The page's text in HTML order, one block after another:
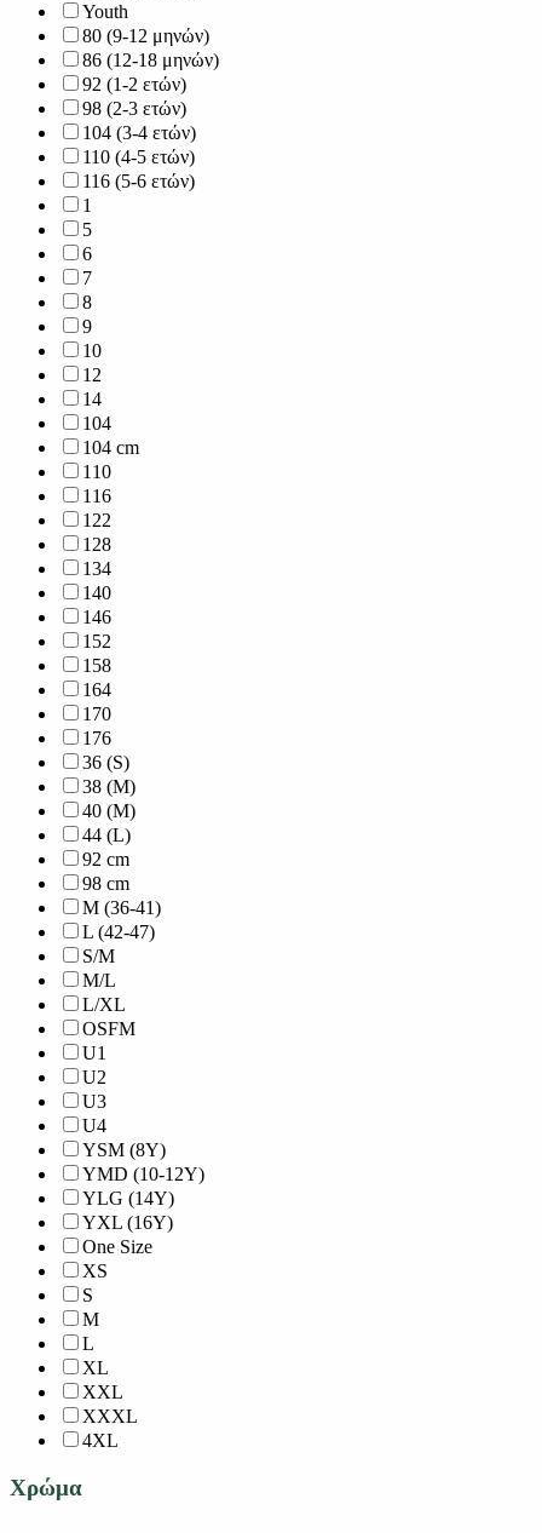
Youth
80 (9-12 μηνών)
86 (12-18 μηνών)
92 (1-2 ετών)
98 (2-3 ετών)
104 (3-4 ετών)
110 (4-5 ετών)
116 (5-6 ετών)
1
5
6
7
8
9
10
12
14
104
104 cm
110
116
122
128
134
140
146
152
158
164
170
176
36 (S)
38 (M)
40 (M)
44 (L)
92 cm
98 cm
M (36-41)
L (42-47)
S/M
M/L
L/XL
OSFM
U1
U2
U3
U4
YSM (8Y)
YMD (10-12Y)
YLG (14Y)
YXL (16Y)
One Size
XS
S
M
L
XL
XXL
XXXL
4XL
Χρώμα